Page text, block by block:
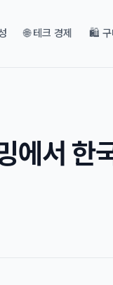
🌐 테크 경제 🛍️ 구
서 한